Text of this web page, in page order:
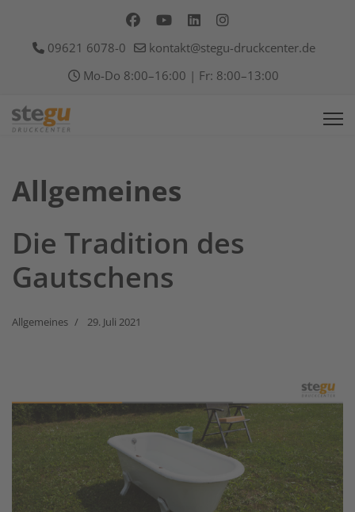
09621 6078-0
kontakt@stegu-druckcenter.de
Mo-Do 8:00–16:00 | Fr: 8:00–13:00
Allgemeines
Die Tradition des
Gautschens
Allgemeines 29. Juli 2021